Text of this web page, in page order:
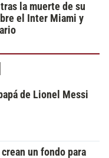
la muerte de su
el Inter Miami y
de Lionel Messi
un fondo para